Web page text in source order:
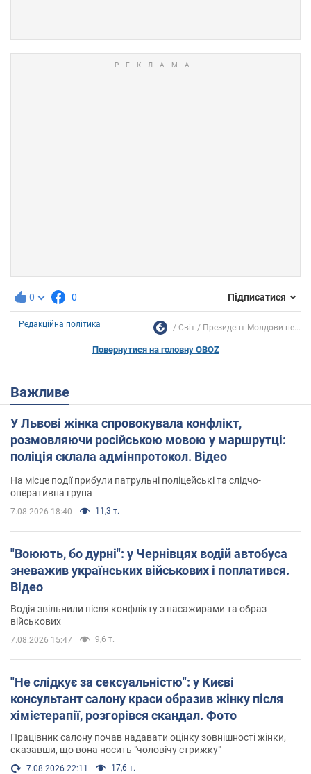
0 0 Підписатися
Редакційна політика Світ Президент Молдови не...
Повернутися на головну OBOZ
Важливе
У Львові жінка спровокувала конфлікт,
розмовляючи російською мовою у маршрутці:
поліція склала адмінпротокол. Відео
На місце події прибули патрульні поліцейські та слідчо-
оперативна група
7.08.2026 18:40 11,3 т.
"Воюють, бо дурні": у Чернівцях водій автобуса
зневажив українських військових і поплатився.
Відео
Водія звільнили після конфлікту з пасажирами та образ
військових
7.08.2026 15:47 9,6 т.
"Не слідкує за сексуальністю": у Києві
консультант салону краси образив жінку після
хімієтерапії, розгорівся скандал. Фото
Працівник салону почав надавати оцінку зовнішності жінки,
сказавши, що вона носить "чоловічу стрижку"
7.08.2026 22:11 17,6 т.